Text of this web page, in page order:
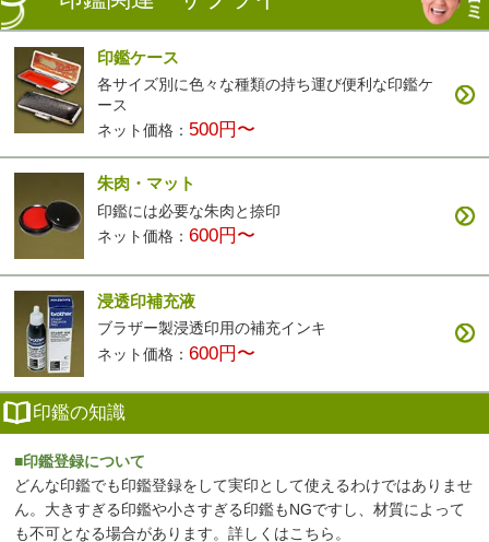
印鑑ケース
各サイズ別に色々な種類の持ち運び便利な印鑑ケ
ース
ネット価格： 500円〜
朱肉・マット
印鑑には必要な朱肉と捺印
ネット価格：600円〜
浸透印補充液
ブラザー製浸透印用の補充インキ
ネット価格：600円〜
印鑑の知識
■印鑑登録について
どんな印鑑でも印鑑登録をして実印として使えるわけではありませ
ん。大きすぎる印鑑や小さすぎる印鑑もNGですし、材質によって
も不可となる場合があります。詳しくはこちら 。